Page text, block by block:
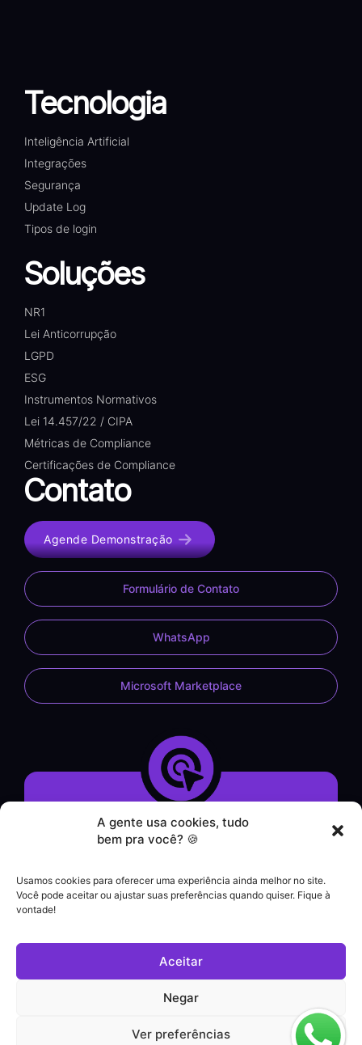
A gente usa cookies, tudo
bem pra você? 🍪
Usamos cookies para oferecer uma experiência ainda melhor no site.
Você pode aceitar ou ajustar suas preferências quando quiser. Fique à
vontade!
Aceitar
Negar
Ver preferências
Tecnologia
Inteligência Artificial
Integrações
Segurança
Update Log
Tipos de login
Soluções
NR1
Lei Anticorrupção
LGPD
ESG
Instrumentos Normativos
Lei 14.457/22 / CIPA
Métricas de Compliance
Certificações de Compliance
Contato
Agende Demonstração
Formulário de Contato
WhatsApp
Microsoft Marketplace
Demonstração do Sistema
Formulário de Contato
Helpdesk
|
Suporte a clientes
(21) 3180-0616
Política de Privacidade